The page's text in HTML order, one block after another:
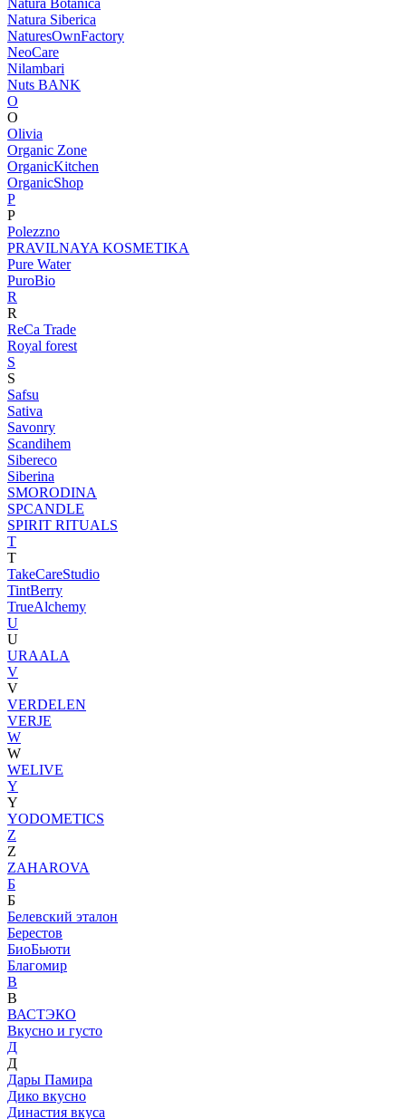
Natura Botanica
Natura Siberica
NaturesOwnFactory
NeoCare
Nilambari
Nuts BANK
O
O
Olivia
Organic Zone
OrganicKitchen
OrganicShop
P
P
Polezzno
PRAVILNAYA KOSMETIKA
Pure Water
PuroBio
R
R
ReCa Trade
Royal forest
S
S
Safsu
Sativa
Savonry
Scandihem
Sibereco
Siberina
SMORODINA
SPCANDLE
SPIRIT RITUALS
T
T
TakeCareStudio
TintBerry
TrueAlchemy
U
U
URAALA
V
V
VERDELEN
VERJE
W
W
WELIVE
Y
Y
YODOMETICS
Z
Z
ZAHAROVA
Б
Б
Белевский эталон
Берестов
БиоБьюти
Благомир
В
В
ВАСТЭКО
Вкусно и густо
Д
Д
Дары Памира
Дико вкусно
Династия вкуса